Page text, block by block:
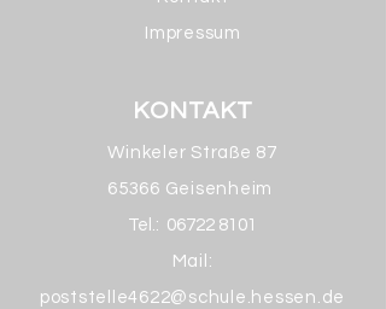
Impressum
KONTAKT
Winkeler Straße 87
65366 Geisenheim
Tel.: 06722 8101
Mail:
poststelle4622@schule.hessen.de